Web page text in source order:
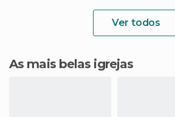
Ver todos
As mais belas igrejas